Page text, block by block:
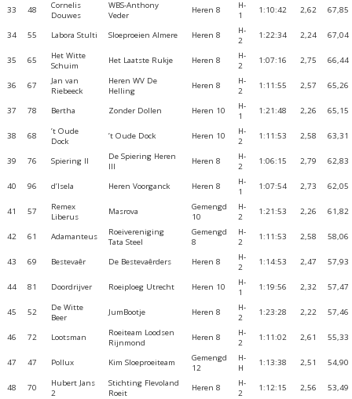
33 48
Cornelis
Douwes
WBS-Anthony
Veder
Heren 8
H-
1
1:10:42 2,62 67,85
34 55 Labora Stulti Sloeproeien Almere Heren 8
H-
2
1:22:34 2,24 67,04
35 65
Het Witte
Schuim
Het Laatste Rukje Heren 8
H-
2
1:07:16 2,75 66,44
36 67
Jan van
Riebeeck
Heren WV De
Helling
Heren 8
H-
2
1:11:55 2,57 65,26
37 78 Bertha Zonder Dollen Heren 10
H-
1
1:21:48 2,26 65,15
38 68
’t Oude
Dock
’t Oude Dock Heren 10
H-
2
1:11:53 2,58 63,31
39 76 Spiering II
De Spiering Heren
III
Heren 8
H-
2
1:06:15 2,79 62,83
40 96 d’Isela Heren Voorganck Heren 8
H-
1
1:07:54 2,73 62,05
41 57
Remex
Liberus
Masrova
Gemengd
10
H-
2
1:21:53 2,26 61,82
42 61 Adamanteus
Roeivereniging
Tata Steel
Gemengd
8
H-
2
1:11:53 2,58 58,06
43 69 Bestevaêr De Bestevaêrders Heren 8
H-
2
1:14:53 2,47 57,93
44 81 Doordrijver Roeiploeg Utrecht Heren 10
H-
1
1:19:56 2,32 57,47
45 52
De Witte
Beer
JumBootje Heren 8
H-
2
1:23:28 2,22 57,46
46 72 Lootsman
Roeiteam Loodsen
Rijnmond
Heren 8
H-
2
1:11:02 2,61 55,33
47 47 Pollux Kim Sloeproeiteam
Gemengd
12
H-
H
1:13:38 2,51 54,90
48 70
Hubert Jans
2
Stichting Flevoland
Roeit
Heren 8
H-
2
1:12:15 2,56 53,49